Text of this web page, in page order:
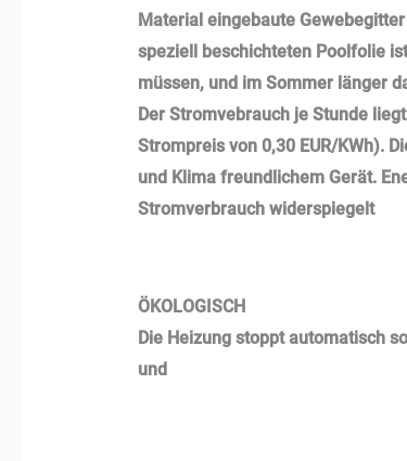
Material eingebaute
speziell beschichteten Poolfolie
müssen, und im Sommer länger
Der Stromvebrauch je Stunde
Strompreis von 0,30 EUR/KWh).
und Klima freundlichem Gerät.
Stromverbrauch widerspiegelt
ÖKOLOGISCH
Die Heizung stoppt automatisch
und